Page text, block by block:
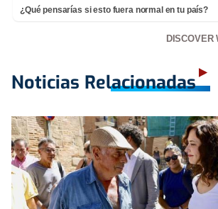
¿Qué pensarías si esto fuera normal en tu país?
DISCOVER
Noticias Relacionadas